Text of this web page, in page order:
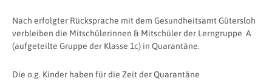
Nach erfolgter Rücksprache mit dem Gesundheitsamt Gütersloh
verbleiben die Mitschülerinnen & Mitschüler der Lerngruppe A
(aufgeteilte Gruppe der Klasse 1c) in Quarantäne.
Die o.g. Kinder haben für die Zeit der Quarantäne